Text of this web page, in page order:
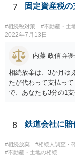
いということではな
る程度の金額に留ま
に葬儀費用を支出する
ば相続財産から支出
7 固定資産税
#相続税対策 #不動産・土
2022年7月13日
内藤 政信 弁護
相続放棄は、3か月ゆ
たが代わって支払っ
で、あなたも3分の1
払い義務があります。
8 鉄道会社に賠
#相続放棄 #相続人調査・
#不動産・土地の相続